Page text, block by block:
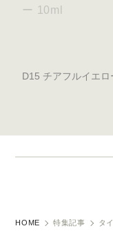
D15 チアフルイエロ
HOME 特集記事 タ